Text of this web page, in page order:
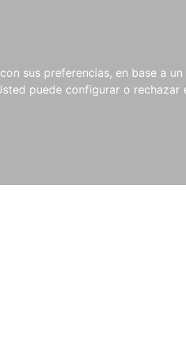
sus preferencias, en base a
puede configurar o rechazar